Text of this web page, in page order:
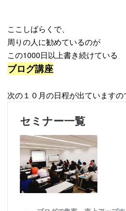
ここしばらくで、
周りの人に勧めているのが
この1000日以上書き続けている
ブログ講座
次の１０月の日程が出ていますの